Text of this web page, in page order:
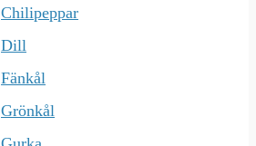
Chilipeppar
Dill
Fänkål
Grönkål